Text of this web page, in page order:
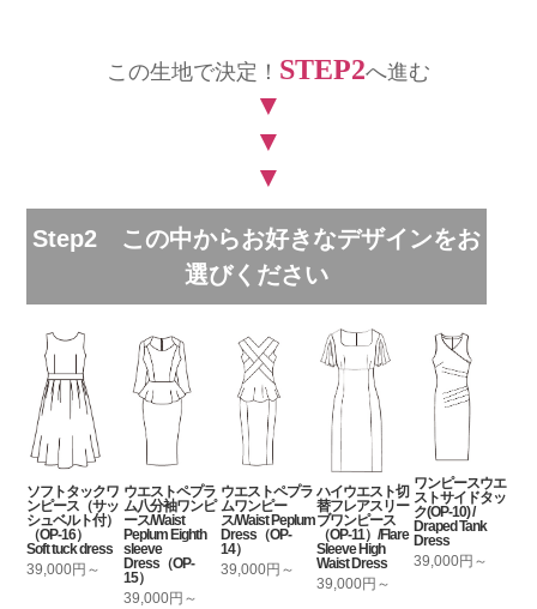
この生地で決定！ STEP2へ進む
▼
▼
▼
Step2 この中からお好きなデザインをお
選びください
ソフトタックワ
ンピース（サッ
シュベルト付）
（OP-16）
Soft tuck dress
39,000円～
ウエストペプラ
ム八分袖ワンピ
ース/Waist
Peplum Eighth
sleeve
Dress（OP-
15）
39,000円～
ウエストペプラ
ムワンピー
ス/Waist Peplum
Dress（OP-
14）
39,000円～
ハイウエスト切
替フレアスリー
ブワンピース
（OP-11）/Flare
Sleeve High
Waist Dress
39,000円～
ワンピースウエ
ストサイドタッ
ク(OP-10) /
Draped Tank
Dress
39,000円～